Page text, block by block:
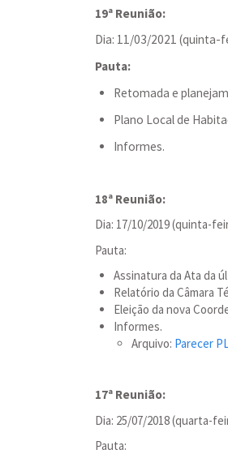
19ª Reunião:
Dia: 11/03/2021 (quinta-
Pauta:
Retomada e
Plano Local de
Informes.
18ª Reunião:
Dia: 17/10/2019 (quinta-
Pauta:
Assinatura da Ata da
Relatório da Câmara
Eleição da nova
Informes.
Arquivo: Parecer
17ª Reunião:
Dia: 25/07/2018 (quarta-
Pauta: